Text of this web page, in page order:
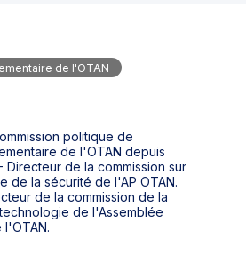
de l'OTAN
politique de
de l'OTAN depuis
Directeur de la commission sur
de la sécurité de l'AP OTAN.
de la commission de la
de l'Assemblée
l'OTAN.